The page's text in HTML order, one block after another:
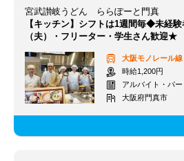
宮武讃岐うどん ららぽーと門真
【キッチン】シフトは1週間毎◆未経
（夫）・フリーター・学生さん歓迎★
大阪モノレール線
時給1,200円
アルバイト・パー
大阪府門真市